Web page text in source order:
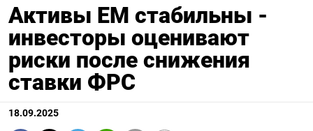
Активы EM стабильны -
инвесторы оценивают
риски после снижения
ставки ФРС
18.09.2025